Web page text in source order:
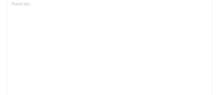
Anuncios.